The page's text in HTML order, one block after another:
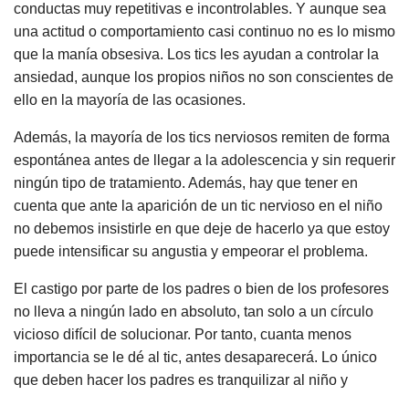
conductas muy repetitivas e incontrolables. Y aunque sea
una actitud o comportamiento casi continuo no es lo mismo
que la manía obsesiva. Los tics les ayudan a controlar la
ansiedad, aunque los propios niños no son conscientes de
ello en la mayoría de las ocasiones.
Además, la mayoría de los tics nerviosos remiten de forma
espontánea antes de llegar a la adolescencia y sin requerir
ningún tipo de tratamiento. Además, hay que tener en
cuenta que ante la aparición de un tic nervioso en el niño
no debemos insistirle en que deje de hacerlo ya que estoy
puede intensificar su angustia y empeorar el problema.
El castigo por parte de los padres o bien de los profesores
no lleva a ningún lado en absoluto, tan solo a un círculo
vicioso difícil de solucionar. Por tanto, cuanta menos
importancia se le dé al tic, antes desaparecerá. Lo único
que deben hacer los padres es tranquilizar al niño y